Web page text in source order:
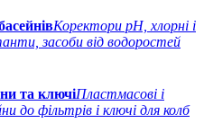
Коректори рН, хлорні і
засоби від водоростей
та ключіПластмасові і
до фільтрів і ключі для колб